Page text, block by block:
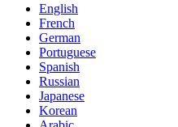
English
French
German
Portuguese
Spanish
Russian
Japanese
Korean